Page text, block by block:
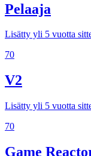
Pelaaja
Lisätty yli 5 vuotta
70
V2
Lisätty yli 5 vuotta
70
Game